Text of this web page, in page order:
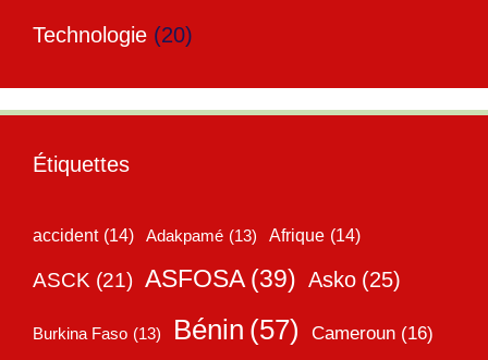
Technologie (20)
Étiquettes
accident (14) Adakpamé (13) Afrique (14)
ASCK (21) ASFOSA (39) Asko (25)
Burkina Faso (13) Bénin (57) Cameroun (16)